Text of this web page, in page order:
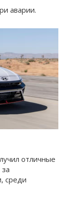
аварии.
отличные
среди